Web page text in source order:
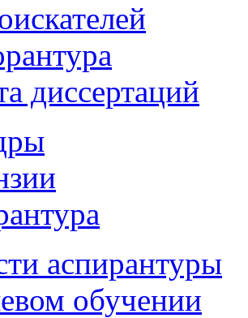
диссертаций
аспирантуры
обучении